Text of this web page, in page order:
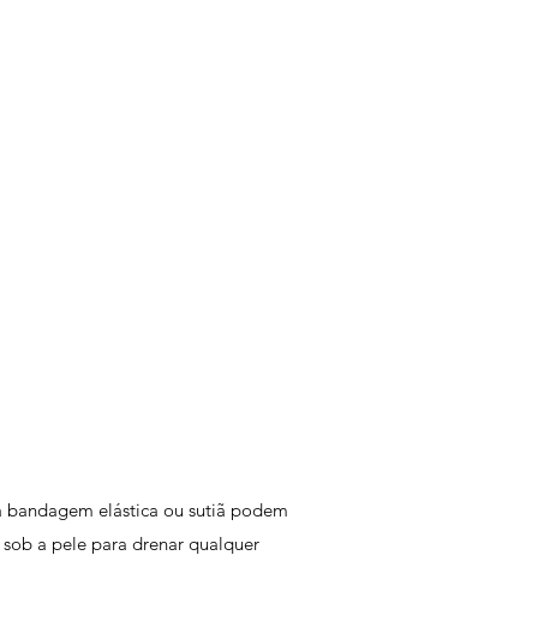
elástica ou sutiã podem
a pele para drenar qualquer